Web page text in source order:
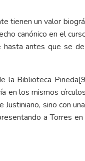
tienen un valor
canónico en el
antes que se
la Biblioteca Pineda
en los mismos
sino con
a Torres